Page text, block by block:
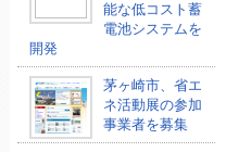
能な低コスト蓄
電池システムを
開発
茅ヶ崎市、省エ
ネ活動展の参加
事業者を募集